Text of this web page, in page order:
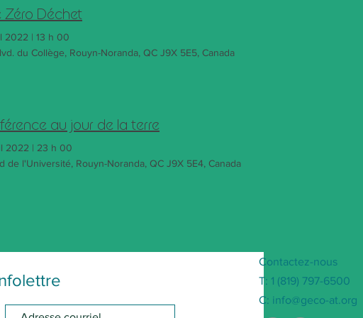
Zéro Déchet
2022 | 13 h 00
du Collège, Rouyn-Noranda, QC J9X 5E5, Canada
au jour de la terre
2022 | 23 h 00
de l'Université, Rouyn-Noranda, QC J9X 5E4, Canada
Contactez-nous
T: 1 (819) 797-6500
C: info@geco-at.org